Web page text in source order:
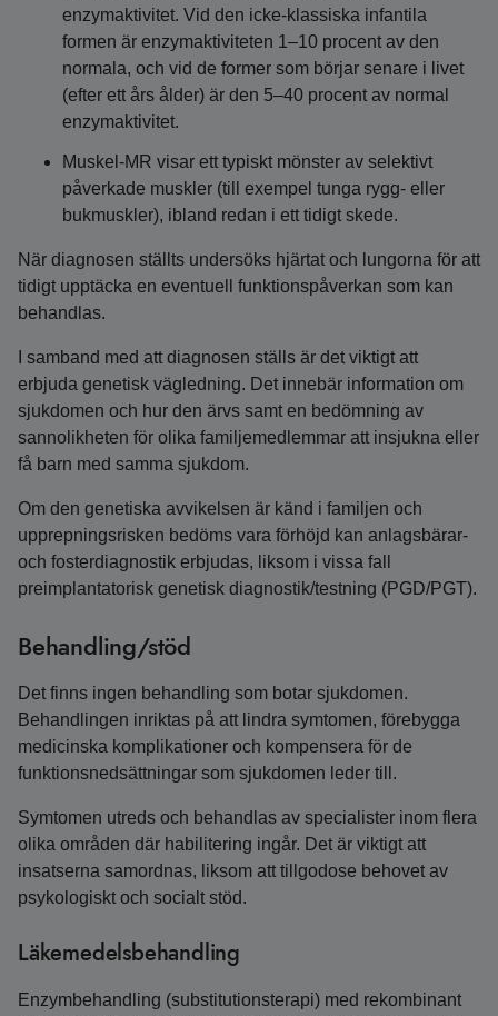
enzymaktivitet. Vid den icke-klassiska infantila
formen är enzymaktiviteten 1–10 procent av den
normala, och vid de former som börjar senare i livet
(efter ett års ålder) är den 5–40 procent av normal
enzymaktivitet.
Muskel-MR visar ett typiskt mönster av selektivt
påverkade muskler (till exempel tunga rygg- eller
bukmuskler), ibland redan i ett tidigt skede.
När diagnosen ställts undersöks hjärtat och lungorna för att
tidigt upptäcka en eventuell funktionspåverkan som kan
behandlas.
I samband med att diagnosen ställs är det viktigt att
erbjuda genetisk vägledning. Det innebär information om
sjukdomen och hur den ärvs samt en bedömning av
sannolikheten för olika familjemedlemmar att insjukna eller
få barn med samma sjukdom.
Om den genetiska avvikelsen är känd i familjen och
upprepningsrisken bedöms vara förhöjd kan anlagsbärar-
och fosterdiagnostik erbjudas, liksom i vissa fall
preimplantatorisk genetisk diagnostik/testning (PGD/PGT).
Behandling/stöd
Det finns ingen behandling som botar sjukdomen.
Behandlingen inriktas på att lindra symtomen, förebygga
medicinska komplikationer och kompensera för de
funktionsnedsättningar som sjukdomen leder till.
Symtomen utreds och behandlas av specialister inom flera
olika områden där habilitering ingår. Det är viktigt att
insatserna samordnas, liksom att tillgodose behovet av
psykologiskt och socialt stöd.
Läkemedelsbehandling
Enzymbehandling (substitutionsterapi) med rekombinant